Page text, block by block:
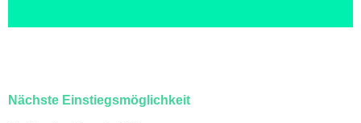
Nächste Einstiegsmöglichkeit